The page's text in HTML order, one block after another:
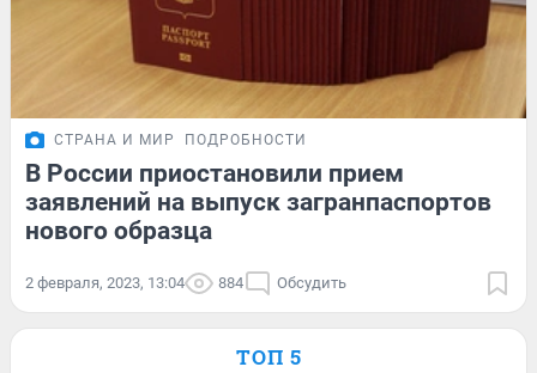
СТРАНА И МИР ПОДРОБНОСТИ
В России приостановили прием
заявлений на выпуск загранпаспортов
нового образца
2 февраля, 2023, 13:04 884 Обсудить
ТОП 5